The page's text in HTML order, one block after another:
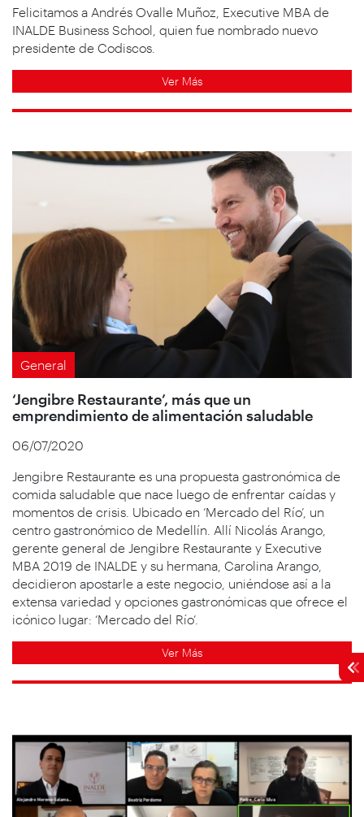
Felicitamos a Andrés Ovalle Muñoz, Executive MBA de
INALDE Business School, quien fue nombrado nuevo
presidente de Codiscos.
Ver Más
General
‘Jengibre Restaurante’, más que un
emprendimiento de alimentación saludable
06/07/2020
Jengibre Restaurante es una propuesta gastronómica de
comida saludable que nace luego de enfrentar caídas y
momentos de crisis. Ubicado en ‘Mercado del Río’, un
centro gastronómico de Medellín. Allí Nicolás Arango,
gerente general de Jengibre Restaurante y Executive
MBA 2019 de INALDE y su hermana, Carolina Arango,
decidieron apostarle a este negocio, uniéndose así a la
extensa variedad y opciones gastronómicas que ofrece el
icónico lugar: ‘Mercado del Río’.
Ver Más